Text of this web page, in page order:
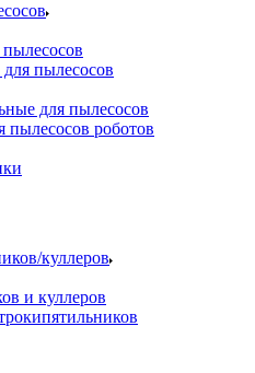
пылесосов
для пылесосов
пылесосов роботов
куллеров
и куллеров